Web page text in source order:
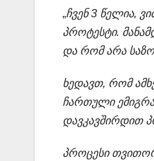
„ჩვენ 3 წელია,
პროტესტი.
და რომ არა
ხედავთ, რომ
ჩართული
დავკავშირდით
პროცესი